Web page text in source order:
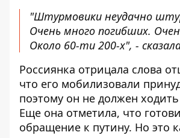
"Штурмовики неудачно
Очень много погибших.
Около 60-ти 200-х", -
Россиянка отрицала слова
что его мобилизовали
поэтому он не должен
Еще она отметила, что
обращение к путину. Но это